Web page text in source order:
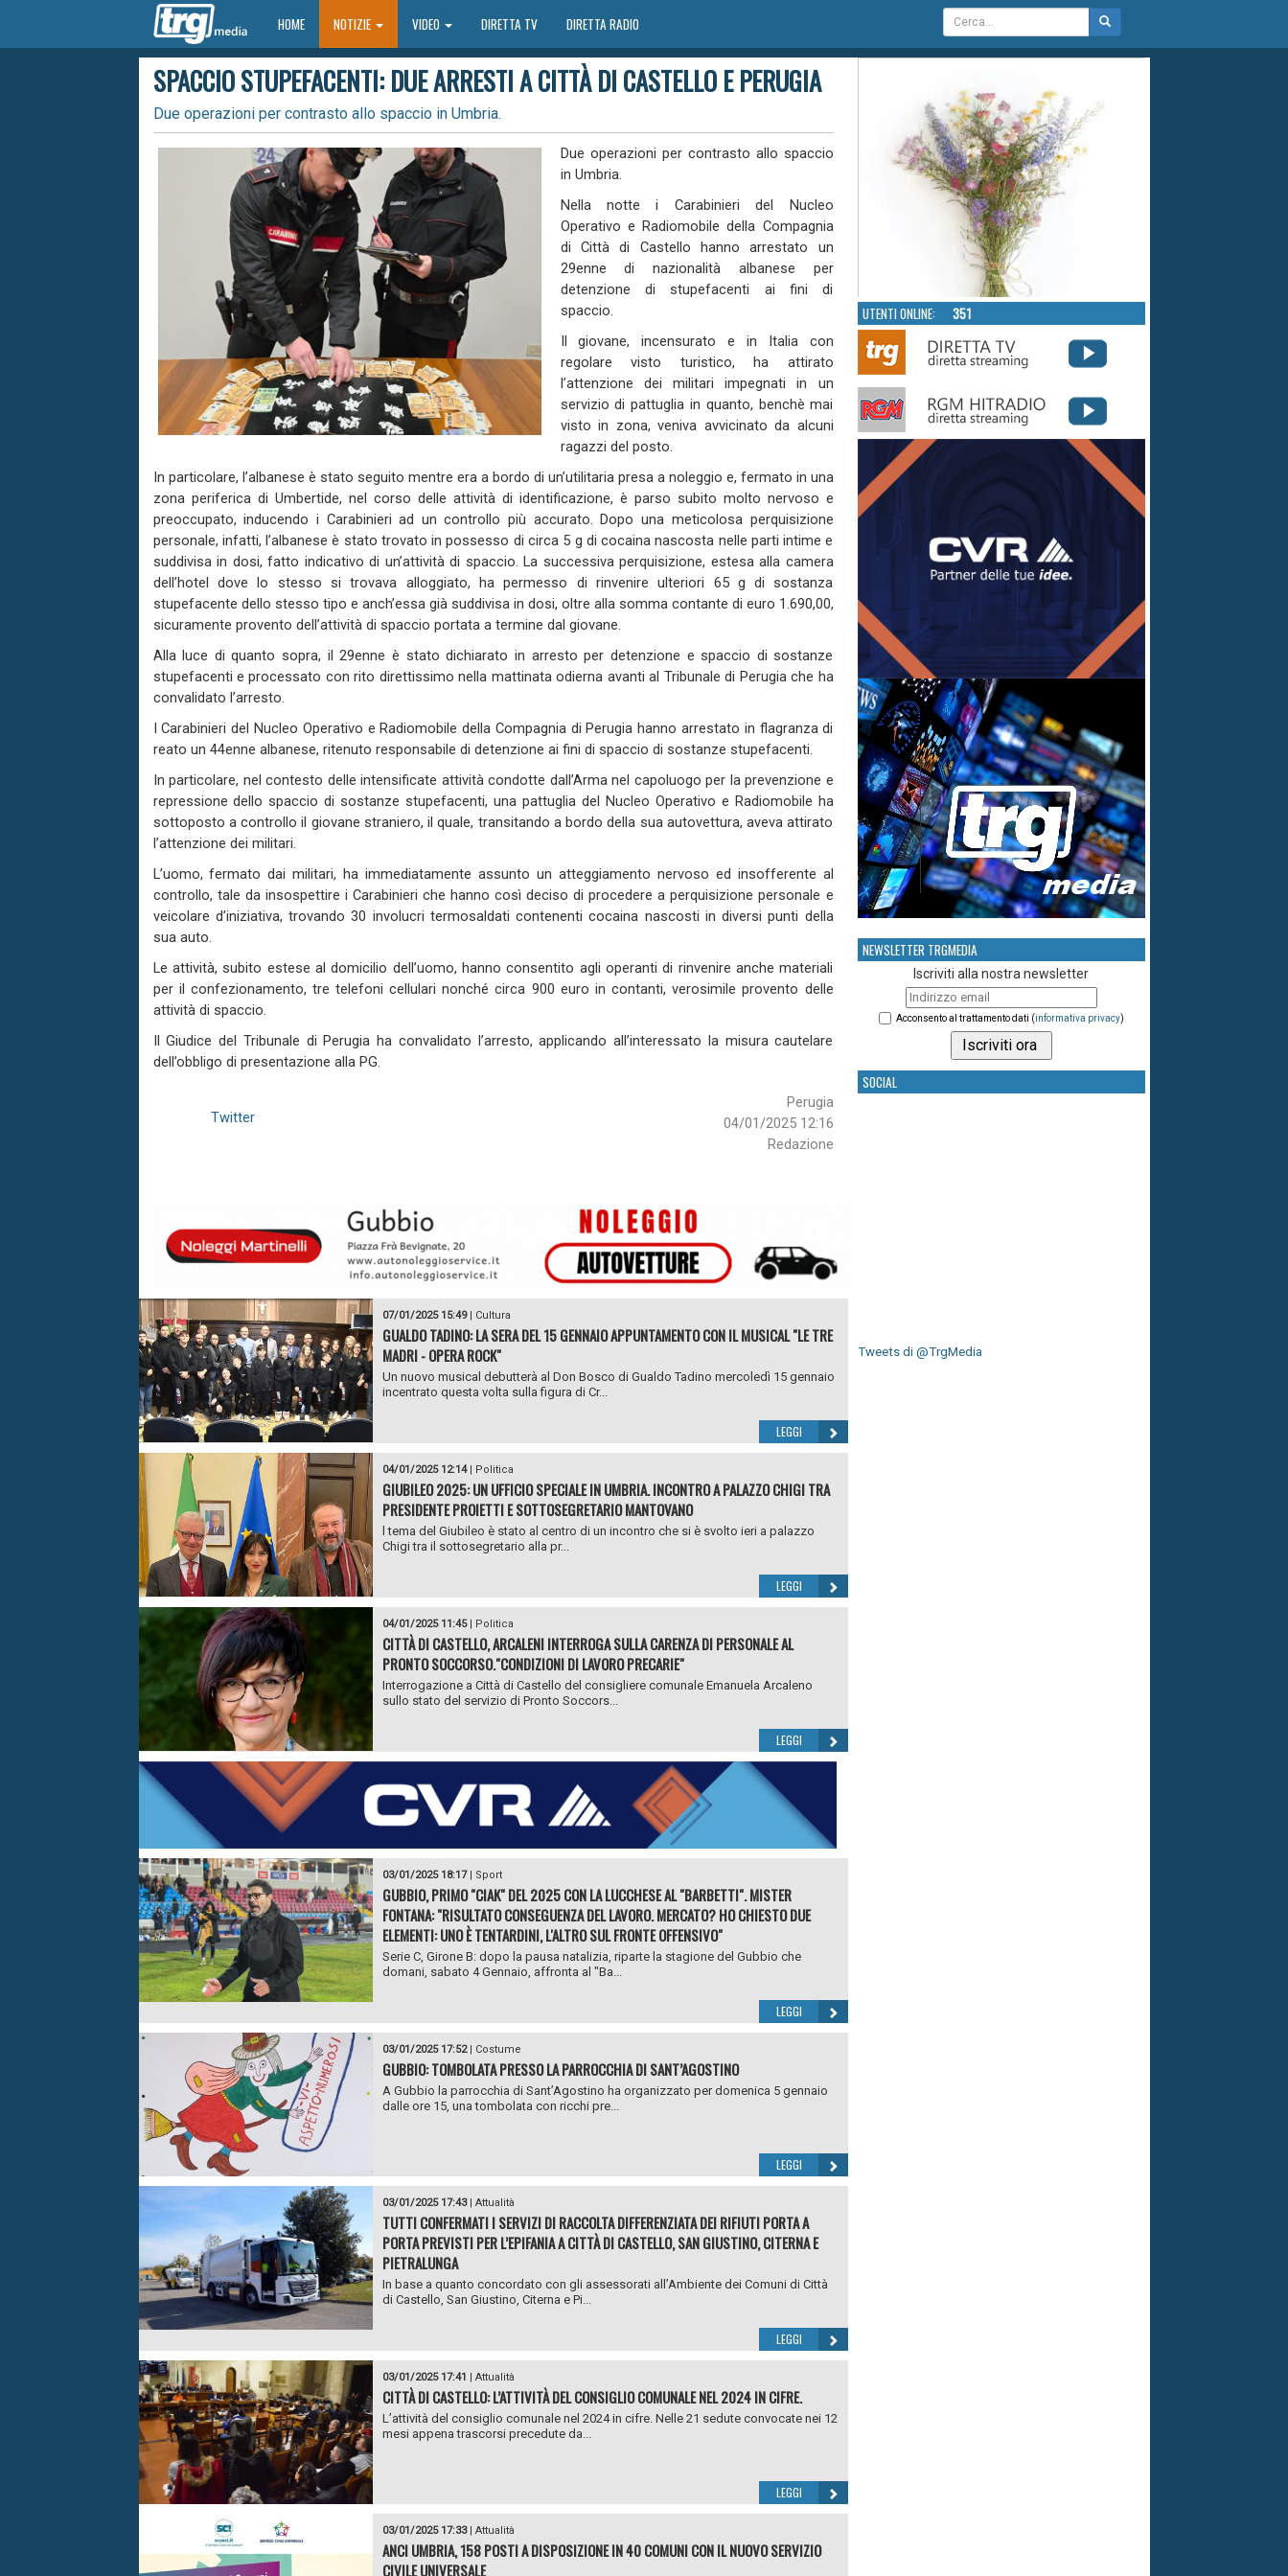
HOMEHOME NOTIZIE VIDEO DIRETTA TV DIRETTA RADIO
SPACCIO STUPEFACENTI: DUE ARRESTI A CITTÀ DI CASTELLO E PERUGIA
Due operazioni per contrasto allo spaccio in Umbria.
Due operazioni per contrasto allo spaccio
in Umbria.
Nella notte i Carabinieri del Nucleo
Operativo e Radiomobile della Compagnia
di Città di Castello hanno arrestato un
29enne di nazionalità albanese per
detenzione di stupefacenti ai fini di
spaccio.
Il giovane, incensurato e in Italia con
regolare visto turistico, ha attirato
l’attenzione dei militari impegnati in un
servizio di pattuglia in quanto, benchè mai
visto in zona, veniva avvicinato da alcuni
ragazzi del posto.
In particolare, l’albanese è stato seguito mentre era a bordo di un’utilitaria presa a noleggio e, fermato in una
zona periferica di Umbertide, nel corso delle attività di identificazione, è parso subito molto nervoso e
preoccupato, inducendo i Carabinieri ad un controllo più accurato. Dopo una meticolosa perquisizione
personale, infatti, l’albanese è stato trovato in possesso di circa 5 g di cocaina nascosta nelle parti intime e
suddivisa in dosi, fatto indicativo di un’attività di spaccio. La successiva perquisizione, estesa alla camera
dell’hotel dove lo stesso si trovava alloggiato, ha permesso di rinvenire ulteriori 65 g di sostanza
stupefacente dello stesso tipo e anch’essa già suddivisa in dosi, oltre alla somma contante di euro 1.690,00,
sicuramente provento dell’attività di spaccio portata a termine dal giovane.
Alla luce di quanto sopra, il 29enne è stato dichiarato in arresto per detenzione e spaccio di sostanze
stupefacenti e processato con rito direttissimo nella mattinata odierna avanti al Tribunale di Perugia che ha
convalidato l’arresto.
I Carabinieri del Nucleo Operativo e Radiomobile della Compagnia di Perugia hanno arrestato in flagranza di
reato un 44enne albanese, ritenuto responsabile di detenzione ai fini di spaccio di sostanze stupefacenti.
In particolare, nel contesto delle intensificate attività condotte dall’Arma nel capoluogo per la prevenzione e
repressione dello spaccio di sostanze stupefacenti, una pattuglia del Nucleo Operativo e Radiomobile ha
sottoposto a controllo il giovane straniero, il quale, transitando a bordo della sua autovettura, aveva attirato
l’attenzione dei militari.
L’uomo, fermato dai militari, ha immediatamente assunto un atteggiamento nervoso ed insofferente al
controllo, tale da insospettire i Carabinieri che hanno così deciso di procedere a perquisizione personale e
veicolare d’iniziativa, trovando 30 involucri termosaldati contenenti cocaina nascosti in diversi punti della
sua auto.
Le attività, subito estese al domicilio dell’uomo, hanno consentito agli operanti di rinvenire anche materiali
per il confezionamento, tre telefoni cellulari nonché circa 900 euro in contanti, verosimile provento delle
attività di spaccio.
Il Giudice del Tribunale di Perugia ha convalidato l’arresto, applicando all’interessato la misura cautelare
dell’obbligo di presentazione alla PG.
Perugia
04/01/2025 12:16
Redazione
Twitter
07/01/2025 15:49| Cultura
GUALDO TADINO: LA SERA DEL 15 GENNAIO APPUNTAMENTO CON IL MUSICAL "LE TRE
MADRI - OPERA ROCK"
Un nuovo musical debutterà al Don Bosco di Gualdo Tadino mercoledì 15 gennaio
incentrato questa volta sulla figura di Cr...
LEGGI
04/01/2025 12:14| Politica
GIUBILEO 2025: UN UFFICIO SPECIALE IN UMBRIA. INCONTRO A PALAZZO CHIGI TRA
PRESIDENTE PROIETTI E SOTTOSEGRETARIO MANTOVANO
l tema del Giubileo è stato al centro di un incontro che si è svolto ieri a palazzo
Chigi tra il sottosegretario alla pr...
LEGGI
04/01/2025 11:45| Politica
CITTÀ DI CASTELLO, ARCALENI INTERROGA SULLA CARENZA DI PERSONALE AL
PRONTO SOCCORSO."CONDIZIONI DI LAVORO PRECARIE"
Interrogazione a Città di Castello del consigliere comunale Emanuela Arcaleno
sullo stato del servizio di Pronto Soccors...
LEGGI
03/01/2025 18:17| Sport
GUBBIO, PRIMO "CIAK" DEL 2025 CON LA LUCCHESE AL "BARBETTI". MISTER
FONTANA: "RISULTATO CONSEGUENZA DEL LAVORO. MERCATO? HO CHIESTO DUE
ELEMENTI: UNO È TENTARDINI, L'ALTRO SUL FRONTE OFFENSIVO"
Serie C, Girone B: dopo la pausa natalizia, riparte la stagione del Gubbio che
domani, sabato 4 Gennaio, affronta al "Ba...
LEGGI
03/01/2025 17:52| Costume
GUBBIO: TOMBOLATA PRESSO LA PARROCCHIA DI SANT’AGOSTINO
A Gubbio la parrocchia di Sant’Agostino ha organizzato per domenica 5 gennaio
dalle ore 15, una tombolata con ricchi pre...
LEGGI
03/01/2025 17:43| Attualità
TUTTI CONFERMATI I SERVIZI DI RACCOLTA DIFFERENZIATA DEI RIFIUTI PORTA A
PORTA PREVISTI PER L’EPIFANIA A CITTÀ DI CASTELLO, SAN GIUSTINO, CITERNA E
PIETRALUNGA
In base a quanto concordato con gli assessorati all’Ambiente dei Comuni di Città
di Castello, San Giustino, Citerna e Pi...
LEGGI
03/01/2025 17:41 Attualità
CITTÀ DI CASTELLO: L’ATTIVITÀ DEL CONSIGLIO COMUNALE NEL 2024 IN CIFRE.
L’attività del consiglio comunale nel 2024 in cifre. Nelle 21 sedute convocate nei 12
mesi appena trascorsi precedute da...
LEGGI
03/01/2025 17:33| Attualità
ANCI UMBRIA, 158 POSTI A DISPOSIZIONE IN 40 COMUNI CON IL NUOVO SERVIZIO
CIVILE UNIVERSALE
UTENTI ONLINE: 351
NEWSLETTER TRGMEDIA
Iscriviti alla nostra newsletter
Acconsento al trattamento dati (informativa privacy)
SOCIAL
Tweets di @TrgMedia